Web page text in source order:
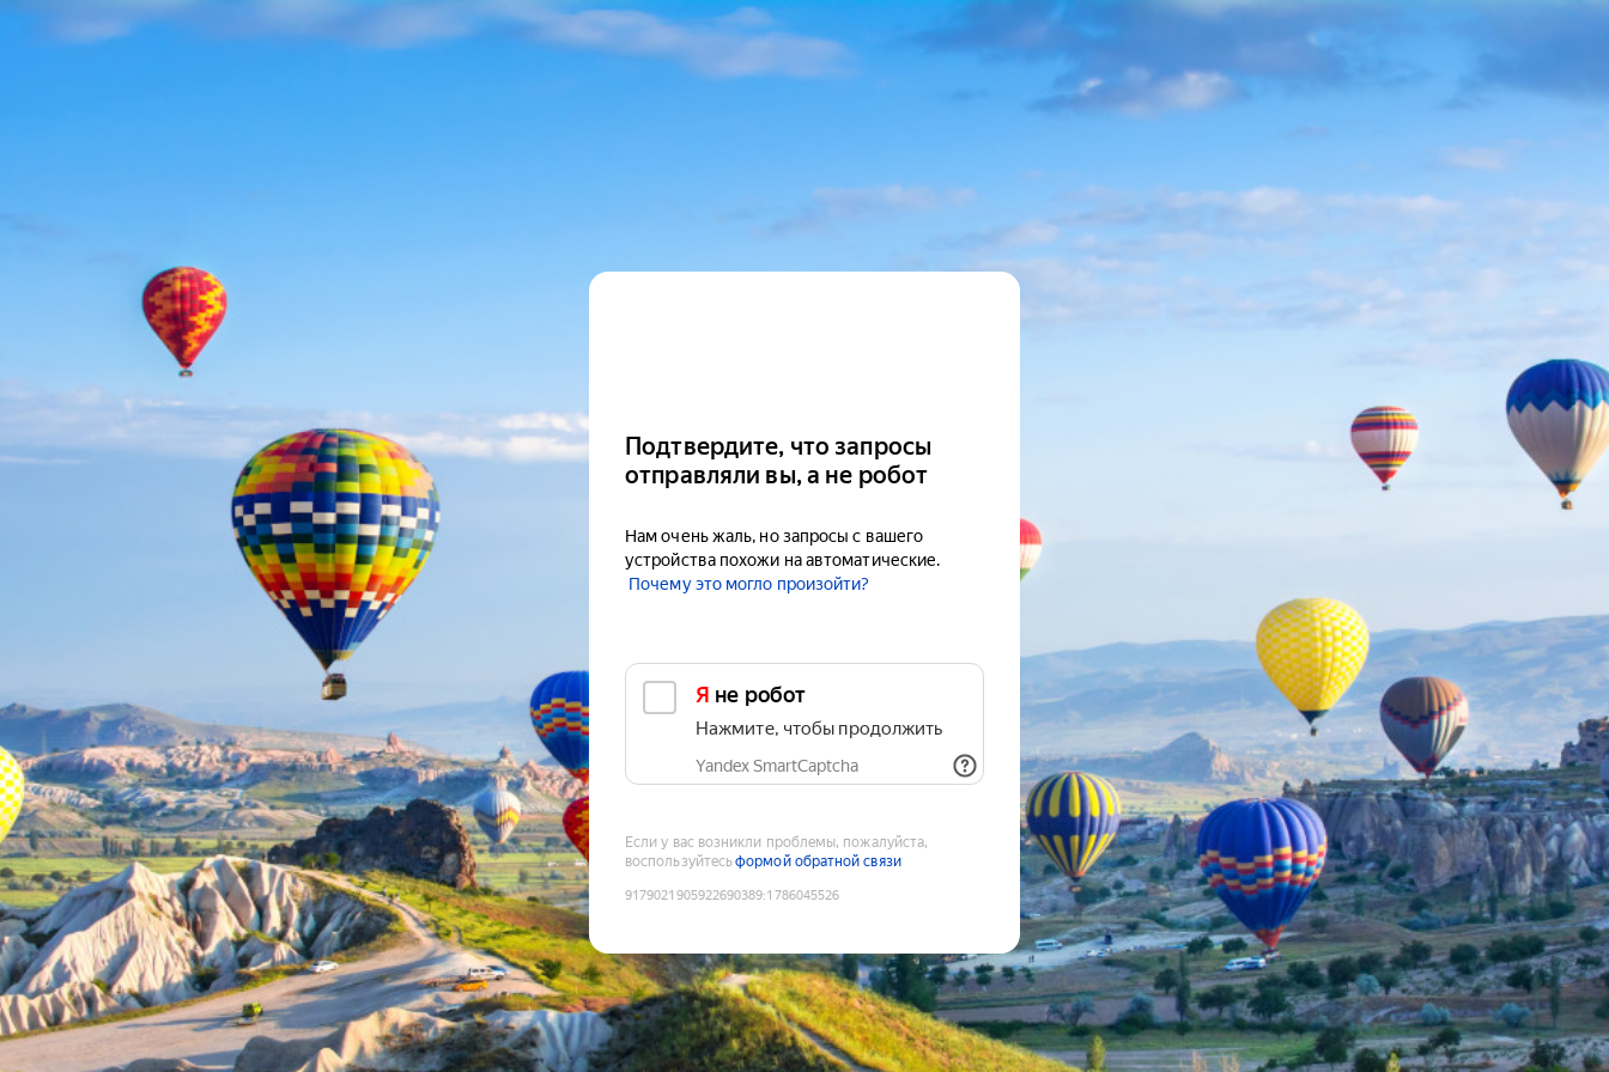
Подтвердите, что запросы
отправляли вы, а не робот
Нам очень жаль, но запросы с вашего
устройства похожи на автоматические.
Почему это могло произойти?
Я не робот
Нажмите, чтобы продолжить
Yandex SmartCaptcha
Если у вас возникли проблемы, пожалуйста,
воспользуйтесьформой обратной связи
9179021905922690389:1786045526